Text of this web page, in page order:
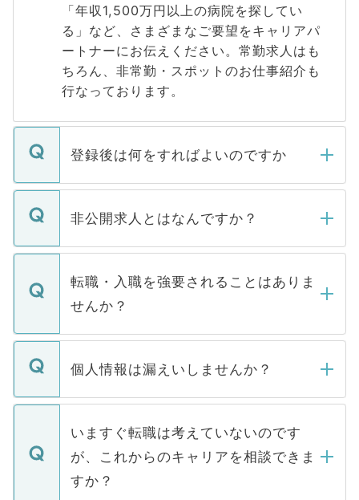
「年収1,500万円以上の病院を探してい
る」など、さまざまなご要望をキャリアパ
ートナーにお伝えください。常勤求人はも
ちろん、非常勤・スポットのお仕事紹介も
行なっております。
登録後は何をすればよいのですか
ご登録いただきましたら、弊社担当者がご
登録内容を確認し、その後メールもしくは
ます。通常、5営業日以内にはご連絡をせて
いただきますので、しばらくお待ちくださ
非公開求人とはなんですか？
マイナビDOCTORで取り扱っている求人の
うち約3割は、Webサイトからご覧いただ
けない「非公開求人」です。非公開求人は
下記の理由によって、一般には公開してい
ません。
■応募殺到を避けるため 人気のある医療機
関を公にしてしまうと、応募が殺到する場
に、医療機関が求める条件に合った人材の
みを人材紹介会社に依頼するケースが増え
ています。
転職・入職を強要されることはありま
せんか？
転職・入職を強要することは一切ありませ
ん。また、仮に応募先から内定をいただい
定を承諾する必要はありません。内定先へ
の辞退の連絡はキャリアパートナーが行い
個人情報は漏えいしませんか？
個人情報が漏えいすることはありませんの
で、ご安心ください。当サイトからの登録
などで収集したご登録者様の個人情報は、
ご本人のキャリアアップおよび転職活動の
支援を目的に使用いたします。お預かりし
いますぐ転職は考えていないのです
が、これからのキャリアを相談できま
すか？